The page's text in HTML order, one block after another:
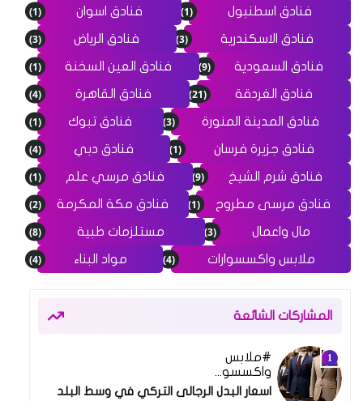
فنادق اسطنبول (1) فنادق اسوان (1)
فنادق الاسكندرية (3) فنادق الرياض (3)
فنادق السعودية (9) فنادق العين السخنة (1)
فنادق الغردقة (21) فنادق القاهرة (4)
فنادق المدينة المنورة (3) فنادق تبوك (1)
فنادق جزيرة فرسان (1) فنادق دبي (4)
فنادق شرم الشيخ (9) فنادق مرسي علم (1)
فنادق مرسى مطروح (1) فنادق مكة المكرمة (2)
مال واعمال (3) مستلزمات طبية (8)
ملابس واكسسوارات (4) مواد البناء (4)
المشاركات الشائعة
ملابس
واكسسوارات
اسعار البدل الرجالى التركي في وسط البلد